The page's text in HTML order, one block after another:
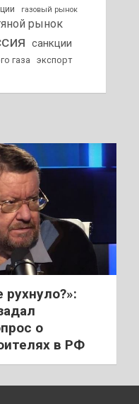
газовый рынок
рынок
санкции
газа
экспорт
рухнуло?»:
о
в РФ